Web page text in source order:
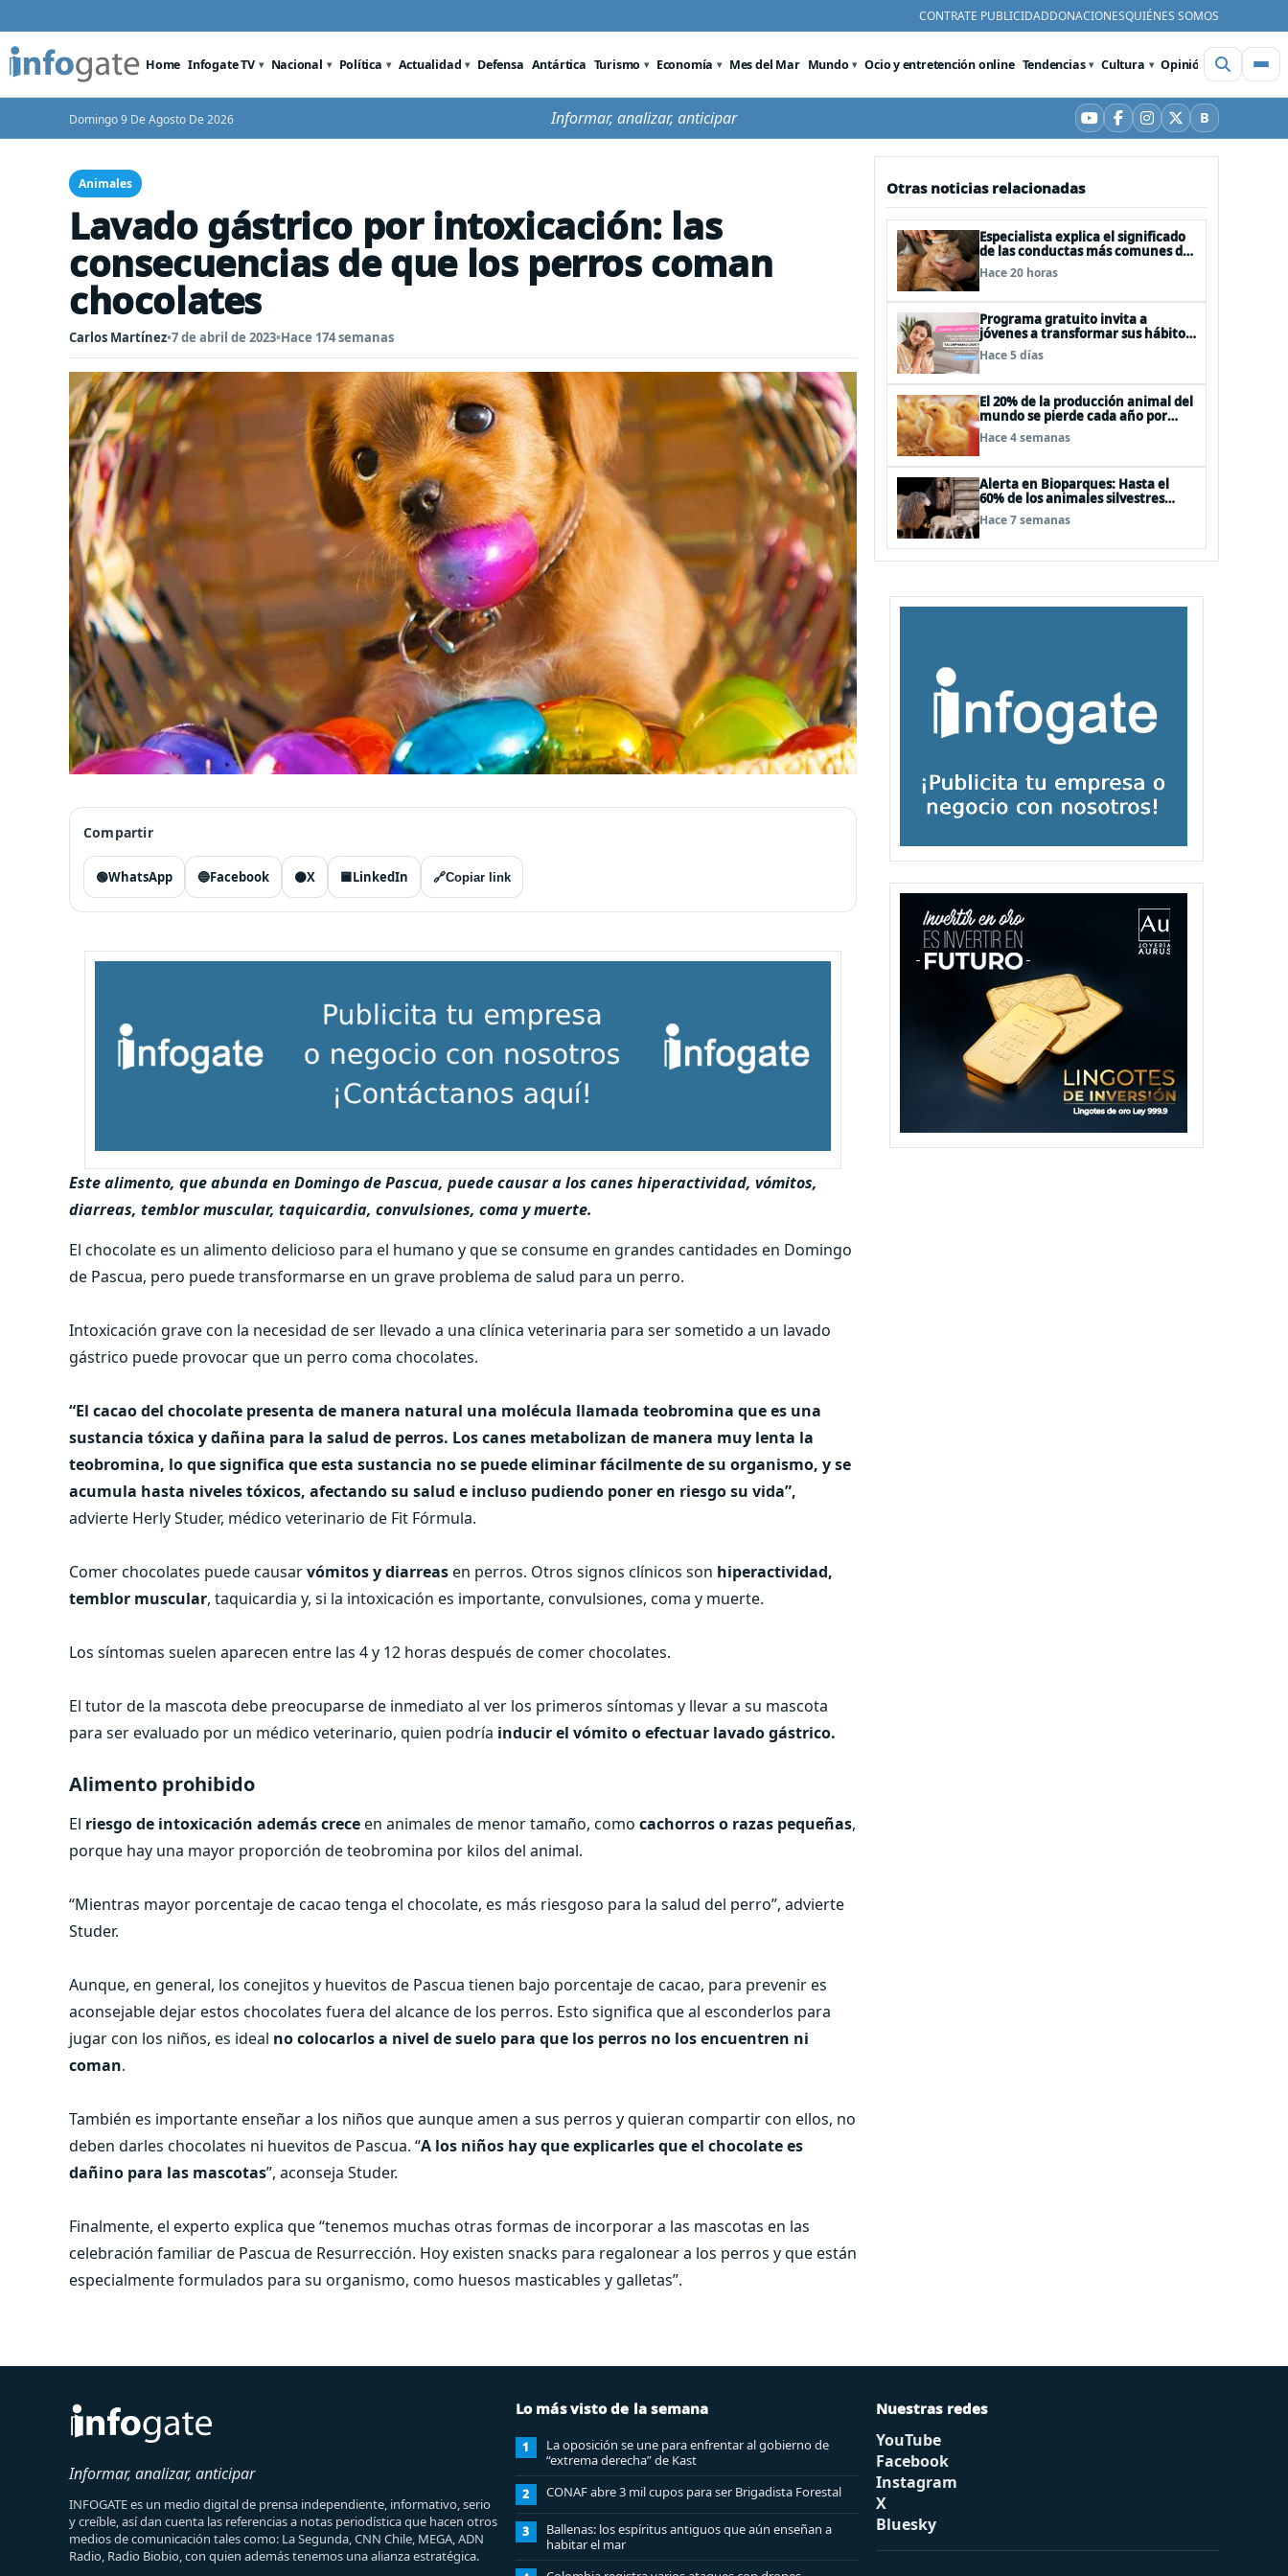
CONTRATE PUBLICIDADDONACIONESQUIÉNES SOMOS
Home Infogate TV Nacional Política Actualidad Defensa Antártica Turismo Economía Mes del Mar Mundo Ocio y entretención online Tendencias Cultura Opinión Videos
Domingo 9 De Agosto De 2026 Informar, analizar, anticipar YouTube
Facebook
Instagram
X BBluesky
Animales
Lavado gástrico por intoxicación: las
consecuencias de que los perros coman
chocolates
Carlos Martínez•7 de abril de 2023•Hace 174 semanas
Compartir
🟢WhatsApp 🔵Facebook ⚫X 🟦LinkedIn 🔗Copiar link
Este alimento, que abunda en Domingo de Pascua, puede causar a los canes hiperactividad, vómitos,
diarreas, temblor muscular, taquicardia, convulsiones, coma y muerte.
El chocolate es un alimento delicioso para el humano y que se consume en grandes cantidades en Domingo
de Pascua, pero puede transformarse en un grave problema de salud para un perro.
Intoxicación grave con la necesidad de ser llevado a una clínica veterinaria para ser sometido a un lavado
gástrico puede provocar que un perro coma chocolates.
“El cacao del chocolate presenta de manera natural una molécula llamada teobromina que es una
sustancia tóxica y dañina para la salud de perros. Los canes metabolizan de manera muy lenta la
teobromina, lo que significa que esta sustancia no se puede eliminar fácilmente de su organismo, y se
acumula hasta niveles tóxicos, afectando su salud e incluso pudiendo poner en riesgo su vida”,
advierte Herly Studer, médico veterinario de Fit Fórmula.
Comer chocolates puede causarvómitos y diarreasen perros. Otros signos clínicos son hiperactividad,
temblor muscular, taquicardia y, si la intoxicación es importante, convulsiones, coma y muerte.
Los síntomas suelen aparecen entre las 4 y 12 horas después de comer chocolates.
El tutor de la mascota debe preocuparse de inmediato al ver los primeros síntomas y llevar a su mascota
para ser evaluado por un médico veterinario, quien podría inducir el vómito o efectuar lavado gástrico.
Alimento prohibido
El riesgo de intoxicación además creceen animales de menor tamaño, como cachorros o razas pequeñas,
porque hay una mayor proporción de teobromina por kilos del animal.
“Mientras mayor porcentaje de cacao tenga el chocolate, es más riesgoso para la salud del perro”, advierte
Studer.
Aunque, en general, los conejitos y huevitos de Pascua tienen bajo porcentaje de cacao, para prevenir es
aconsejable dejar estos chocolates fuera del alcance de los perros. Esto significa que al esconderlos para
jugar con los niños, es ideal no colocarlos a nivel de suelo para que los perros no los encuentren ni
coman.
También es importante enseñar a los niños que aunque amen a sus perros y quieran compartir con ellos, no
deben darles chocolates ni huevitos de Pascua. “A los niños hay que explicarles que el chocolate es
dañino para las mascotas”, aconseja Studer.
Finalmente, el experto explica que “tenemos muchas otras formas de incorporar a las mascotas en las
celebración familiar de Pascua de Resurrección. Hoy existen snacks para regalonear a los perros y que están
especialmente formulados para su organismo, como huesos masticables y galletas”.
Otras noticias relacionadas
Especialista explica el significado
de las conductas más comunes de
los felinos
Hace 20 horas
Programa gratuito invita a
jóvenes a transformar sus hábitos
de consumo cosmético,
alimenticio y de moda
Hace 5 días
El 20% de la producción animal del
mundo se pierde cada año por
enfermedades que se pueden
evitar
Hace 4 semanas
Alerta en Bioparques: Hasta el
60% de los animales silvestres
podría sufrir desnutrición por
dietas mal formuladas
Hace 7 semanas
Informar, analizar, anticipar
INFOGATE es un medio digital de prensa independiente, informativo, serio
y creíble, así dan cuenta las referencias a notas periodística que hacen otros
medios de comunicación tales como: La Segunda, CNN Chile, MEGA, ADN
Radio, Radio Biobio, con quien además tenemos una alianza estratégica.
Lo más visto de la semana
1
La oposición se une para enfrentar al gobierno de
“extrema derecha” de Kast
2 CONAF abre 3 mil cupos para ser Brigadista Forestal
3
Ballenas: los espíritus antiguos que aún enseñan a
habitar el mar
Nuestras redes
YouTube
Facebook
Instagram
X
Bluesky